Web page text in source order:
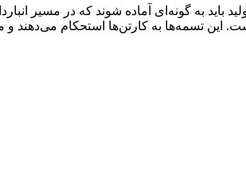
باید به گونه‌ای آماده شوند که در مسیر
این تسمه‌ها به کارتن‌ها استحکام می‌دهند و